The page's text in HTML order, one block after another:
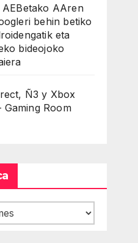
AEBetako AAren
behin betiko
eta
bideojoko
Ñ3 y Xbox
Gaming Room